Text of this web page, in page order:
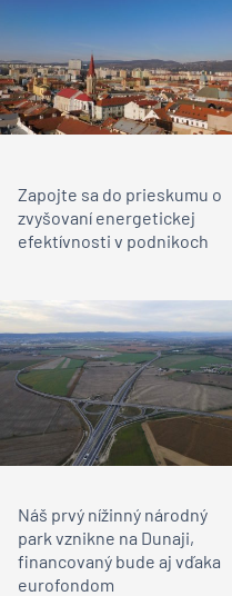
Zapojte sa do prieskumu o
zvyšovaní energetickej
efektívnosti v podnikoch
Náš prvý nížinný národný
park vznikne na Dunaji,
financovaný bude aj vďaka
eurofondom